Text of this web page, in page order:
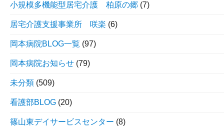
小規模多機能型居宅介護 柏原の郷 (7)
居宅介護支援事業所 咲楽 (6)
岡本病院BLOG一覧 (97)
岡本病院お知らせ (79)
未分類 (509)
看護部BLOG (20)
篠山東デイサービスセンター (8)